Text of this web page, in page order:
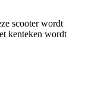
scooter wordt
kenteken wordt